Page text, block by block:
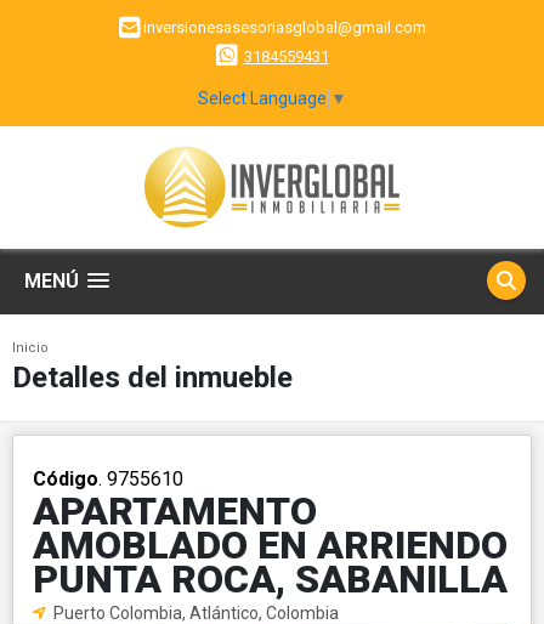
inversionesasesoriasglobal@gmail.com
3184559431
Select Language ▼
MENÚ
Inicio
Detalles del inmueble
Código. 9755610
APARTAMENTO
AMOBLADO EN ARRIENDO
PUNTA ROCA, SABANILLA
Puerto Colombia, Atlántico, Colombia